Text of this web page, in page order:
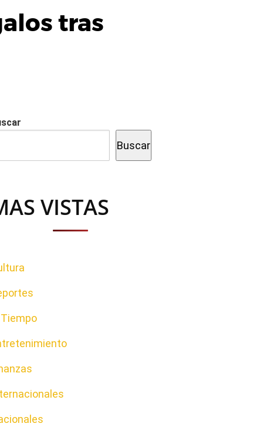
tras
Buscar
VISTAS
Tiempo